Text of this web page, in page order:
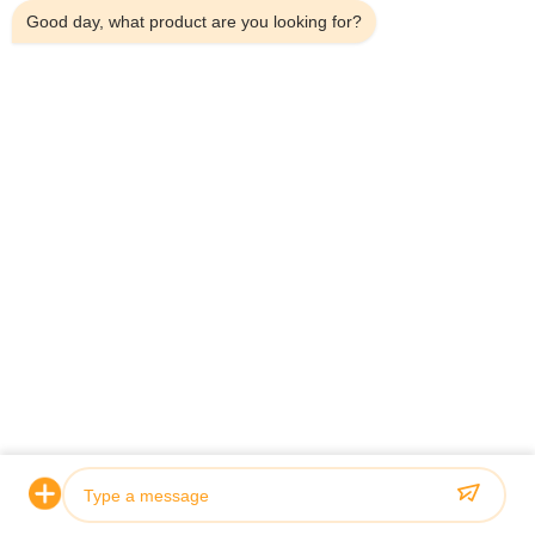
Good day, what product are you looking for?